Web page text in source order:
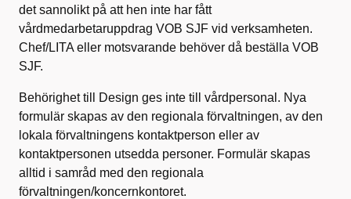
det sannolikt på att hen inte har fått
vårdmedarbetaruppdrag VOB SJF vid verksamheten.
Chef/LITA eller motsvarande behöver då beställa VOB
SJF.
Behörighet till Design ges inte till vårdpersonal. Nya
formulär skapas av den regionala förvaltningen, av den
lokala förvaltningens kontaktperson eller av
kontaktpersonen utsedda personer. Formulär skapas
alltid i samråd med den regionala
förvaltningen/koncernkontoret.